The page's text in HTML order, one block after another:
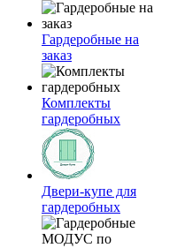
Гардеробные на
заказ
Комплекты
гардеробных
Двери-купе для
гардеробных